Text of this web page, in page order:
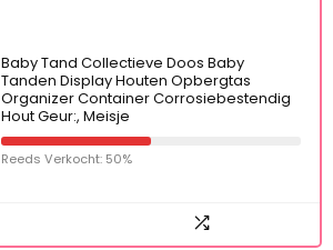
Baby Tand Collectieve Doos Baby
Tanden Display Houten Opbergtas
Organizer Container Corrosiebestendig
Hout Geur:, Meisje
Reeds Verkocht: 50%